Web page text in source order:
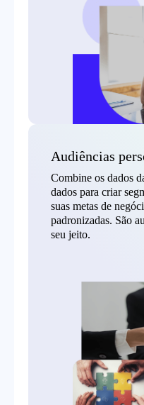
Audiências
Combine os dados
dados para criar
suas metas de
padronizadas. São
seu jeito.